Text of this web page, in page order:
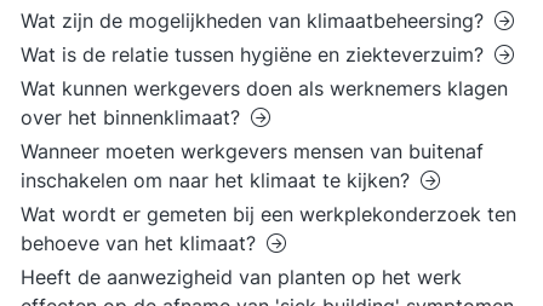
Wat zijn de mogelijkheden van klimaatbeheersing?
Wat is de relatie tussen hygiëne en ziekteverzuim?
Wat kunnen werkgevers doen als werknemers klagen
over het binnenklimaat?
Wanneer moeten werkgevers mensen van buitenaf
inschakelen om naar het klimaat te kijken?
Wat wordt er gemeten bij een werkplekonderzoek ten
behoeve van het klimaat?
Heeft de aanwezigheid van planten op het werk